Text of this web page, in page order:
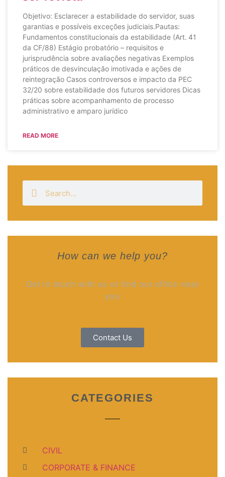
Objetivo: Esclarecer a estabilidade do servidor, suas
garantias e possíveis exceções judiciais.Pautas:
Fundamentos constitucionais da estabilidade (Art. 41
da CF/88) Estágio probatório – requisitos e
jurisprudência sobre avaliações negativas Exemplos
práticos de desvinculação imotivada e ações de
reintegração Casos controversos e impacto da PEC
32/20 sobre estabilidade dos futuros servidores Dicas
práticas sobre acompanhamento de processo
administrativo e amparo jurídico
READ MORE
How can we help you?
Get in touch with us or find our office near
you
Contact Us
CATEGORIES
CIVIL
CORPORATE & FINANCE